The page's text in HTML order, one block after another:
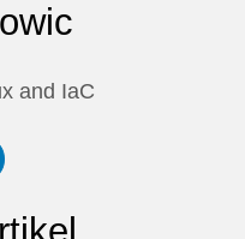
and IaC